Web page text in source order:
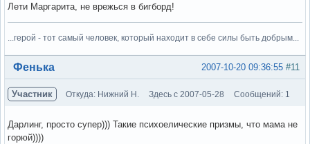
Лети Маргарита, не врежься в бигборд!
...герой - тот самый человек, который находит в себе силы быть добрым...
Вне форума #11
2007-10-20 09:36:55
Фенька
Участник Откуда: Нижний Н. Здесь с 2007-05-28 Сообщений: 1
Дарлинг, просто супер))) Такие психоелические призмы, что мама не
горюй))))